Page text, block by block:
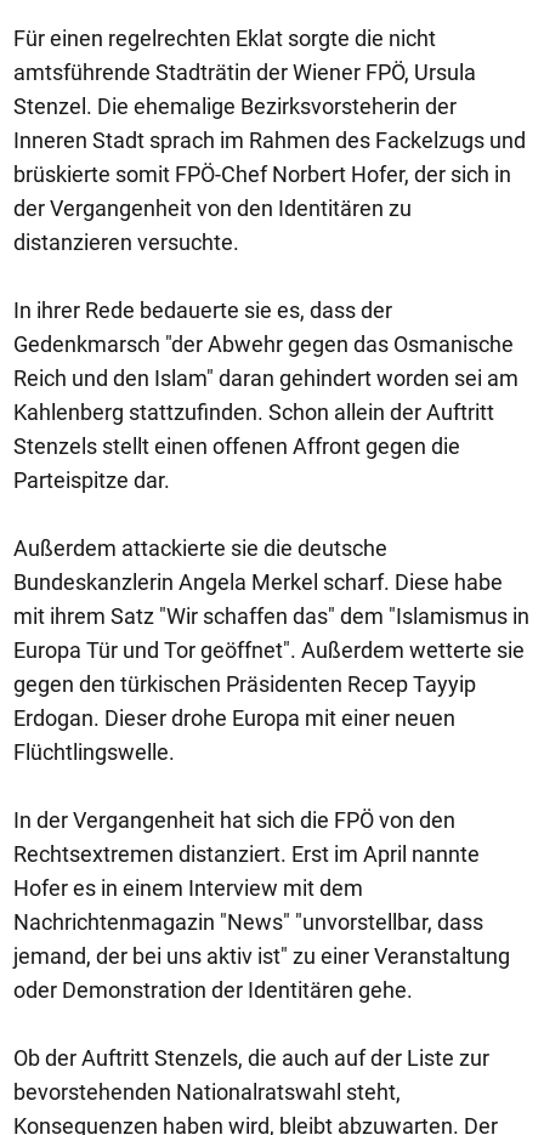
Für einen regelrechten Eklat sorgte die nicht
amtsführende Stadträtin der Wiener FPÖ, Ursula
Stenzel. Die ehemalige Bezirksvorsteherin der
Inneren Stadt sprach im Rahmen des Fackelzugs und
brüskierte somit FPÖ-Chef Norbert Hofer, der sich in
der Vergangenheit von den Identitären zu
distanzieren versuchte.
In ihrer Rede bedauerte sie es, dass der
Gedenkmarsch "der Abwehr gegen das Osmanische
Reich und den Islam" daran gehindert worden sei am
Kahlenberg stattzufinden. Schon allein der Auftritt
Stenzels stellt einen offenen Affront gegen die
Parteispitze dar.
Außerdem attackierte sie die deutsche
Bundeskanzlerin Angela Merkel scharf. Diese habe
mit ihrem Satz "Wir schaffen das" dem "Islamismus in
Europa Tür und Tor geöffnet". Außerdem wetterte sie
gegen den türkischen Präsidenten Recep Tayyip
Erdogan. Dieser drohe Europa mit einer neuen
Flüchtlingswelle.
In der Vergangenheit hat sich die FPÖ von den
Rechtsextremen distanziert. Erst im April nannte
Hofer es in einem Interview mit dem
Nachrichtenmagazin "News" "unvorstellbar, dass
jemand, der bei uns aktiv ist" zu einer Veranstaltung
oder Demonstration der Identitären gehe.
Ob der Auftritt Stenzels, die auch auf der Liste zur
bevorstehenden Nationalratswahl steht,
Konsequenzen haben wird, bleibt abzuwarten. Der